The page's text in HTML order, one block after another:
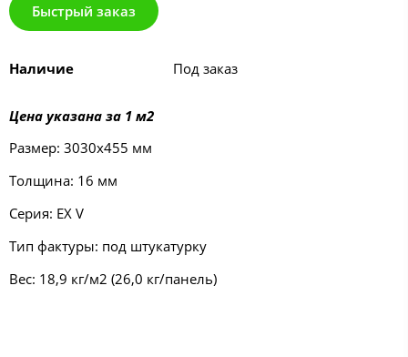
Быстрый заказ
Наличие Под заказ
Цена указана за 1 м2
Размер: 3030х455 мм
Толщина: 16 мм
Серия: EX V
Тип фактуры: под штукатурку
Вес: 18,9 кг/м2 (26,0 кг/панель)